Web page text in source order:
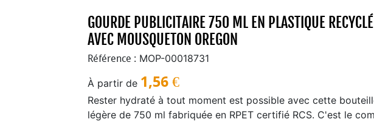
GOURDE PUBLICITAIRE 750 ML EN PLASTIQUE
AVEC MOUSQUETON OREGON
Référence : MOP-00018731
À partir de 1,56 €
Rester hydraté à tout moment est possible avec cette
légère de 750 ml fabriquée en RPET certifié RCS. C'est le